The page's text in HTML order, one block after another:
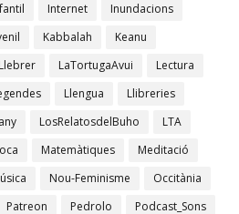
Internet
Inundacions
Kabbalah
Keanu
LaTortugaAvui
Lectura
Llengua
Llibreries
LosRelatosdelBuho
LTA
Matemàtiques
Meditació
Nou-Feminisme
Occitània
Patreon Pedrolo
Podcast_Sons